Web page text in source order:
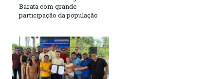
Barata com grande
participação da população